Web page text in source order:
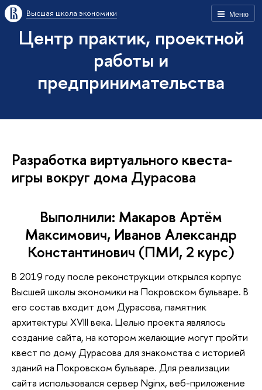
Меню
Высшая школа экономики
Центр практик, проектной
работы и
предпринимательства
Разработка виртуального квеста-
игры вокруг дома Дурасова
Выполнили: Макаров Артём
Максимович, Иванов Александр
Константинович (ПМИ, 2 курс)
В 2019 году после реконструкции открылся корпус
Высшей школы экономики на Покровском бульваре. В
его состав входит дом Дурасова, памятник
архитектуры XVIII века. Целью проекта являлось
создание сайта, на котором желающие могут пройти
квест по дому Дурасова для знакомства с историей
зданий на Покровском бульваре. Для реализации
сайта использовался сервер Nginx, веб-приложение